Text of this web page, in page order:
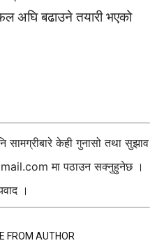
अघि बढाउने तयारी भएको
सामग्रीबारे केही गुनासो तथा सुझाव
मा पठाउन सक्नुहुनेछ ।
।
FROM AUTHOR